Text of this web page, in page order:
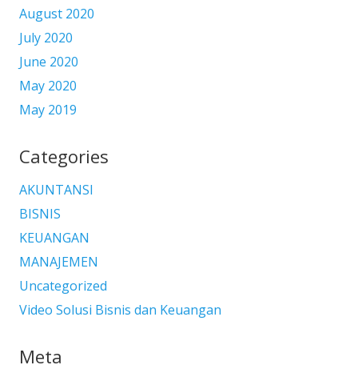
August 2020
July 2020
June 2020
May 2020
May 2019
Categories
AKUNTANSI
BISNIS
KEUANGAN
MANAJEMEN
Uncategorized
Video Solusi Bisnis dan Keuangan
Meta